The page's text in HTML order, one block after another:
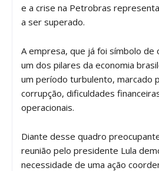
e a crise na Petrobras
a ser superado.
A empresa, que já foi símbolo de
um dos pilares da economia
um período turbulento, marcado
corrupção, dificuldades
operacionais.
Diante desse quadro
reunião pelo presidente Lula
necessidade de uma ação